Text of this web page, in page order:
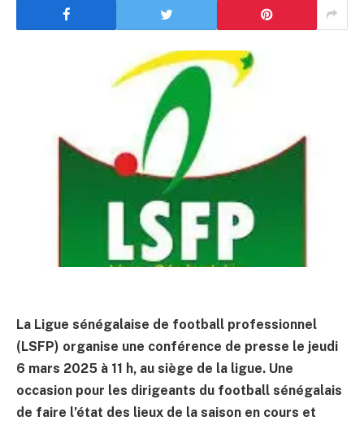
La Ligue sénégalaise de football professionnel
(LSFP) organise une conférence de presse le jeudi
6 mars 2025 à 11 h, au siège de la ligue. Une
occasion pour les dirigeants du football sénégalais
de faire l’état des lieux de la saison en cours et